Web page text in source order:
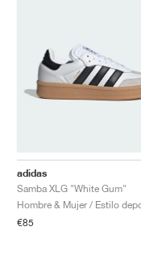
adidas
Samba XLG "White Gum"
€85